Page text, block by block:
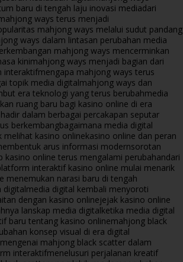
baru di tengah laju inovasi mediadari
ways terus menjadi
mahjong ways melalui sudut pandang
ways dalam lintasan perubahan media
mahjong ways mencerminkan
kinimahjong ways menjadi bagian dari
interaktifmengapa mahjong ways terus
topik media digitalmahjong ways dan
era teknologi yang terus berubahmedia
ruang baru bagi kasino online di era
dalam berbagai percakapan seputar
berkembangbagaimana media digital
melihat kasino onlinekasino online dan peran
arus informasi modernsorotan
kasino online terus mengalami perubahandari
interaktif kasino online mulai menarik
menemukan narasi baru di tengah
digitalmedia digital kembali menyoroti
dengan kasino onlinejejak kasino online
lanskap media digitalketika media digital
baru tentang kasino onlinemahjong black
konsep visual di era digital
mahjong black scatter dalam
interaktifmenelusuri perjalanan kreatif